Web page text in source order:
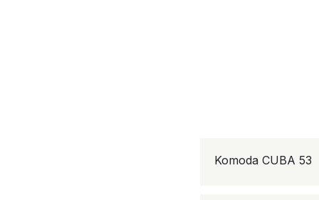
Komoda CUBA 53